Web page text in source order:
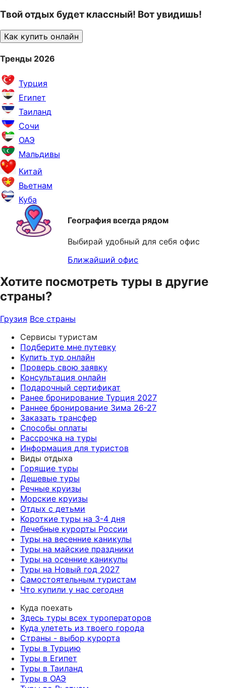
Твой отдых будет классный! Вот увидишь!
Как купить онлайн
Тренды 2026
Турция
Египет
Таиланд
Сочи
ОАЭ
Мальдивы
Китай
Вьетнам
Куба
География всегда рядом
Выбирай удобный для себя офис
Ближайший офис
Хотите посмотреть туры в другие
страны?
Грузия Все страны
Сервисы туристам
Подберите мне путевку
Купить тур онлайн
Проверь свою заявку
Консультация онлайн
Подарочный сертификат
Ранее бронирование Турция 2027
Раннее бронирование Зима 26-27
Заказать трансфер
Способы оплаты
Рассрочка на туры
Информация для туристов
Виды отдыха
Горящие туры
Дешевые туры
Речные круизы
Морские круизы
Отдых с детьми
Короткие туры на 3-4 дня
Лечебные курорты России
Туры на весенние каникулы
Туры на майские праздники
Туры на осенние каникулы
Туры на Новый год 2027
Самостоятельным туристам
Что купили у нас сегодня
Куда поехать
Здесь туры всех туроператоров
Куда улететь из твоего города
Страны - выбор курорта
Туры в Турцию
Туры в Египет
Туры в Таиланд
Туры в ОАЭ